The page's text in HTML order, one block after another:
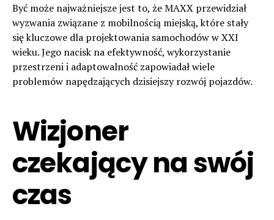
Być może najważniejsze jest to, że MAXX przewidział
wyzwania związane z mobilnością miejską, które stały
się kluczowe dla projektowania samochodów w XXI
wieku. Jego nacisk na efektywność, wykorzystanie
przestrzeni i adaptowalność zapowiadał wiele
problemów napędzających dzisiejszy rozwój pojazdów.
Wizjoner
czekający na swój
czas